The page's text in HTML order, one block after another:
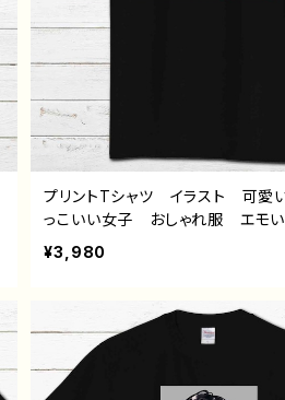
プリントTシャツ イラスト 可愛
っこいい女子 おしゃれ服 エモ
いい メンヘラ ヤンデレ ロング
トンカラー 黒髪 白髪 銀髪 タ
ィース おしゃれ 個性的 お
イラストレーター 絵師 クリ
半袖シャツ デザイン コラボ
デザイン グッズ タイトル：黒野
¥3,980